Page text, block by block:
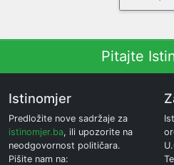
Pitajte
Istinomjer
Predložite nove sadržaje za
istinomjer.ba, ili upozorite na
neodgovornost političara.
Pišite nam na: